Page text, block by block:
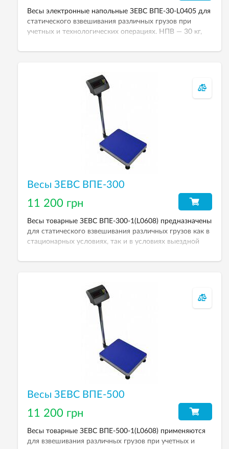
Весы электронные напольные ЗЕВС ВПЕ-30-L0405 для
статического взвешивания различных грузов при
учетных и технологических операциях. НПВ — 30 кг,
Размер платформы — 400хк500 мм.
Весы ЗЕВС ВПЕ-300
11 200 грн
Весы товарные ЗЕВС ВПЕ-300-1(L0608) предназначены
для статического взвешивания различных грузов как в
стационарных условиях, так и в условиях выездной
Весовой индикатор — А12L.
Весы ЗЕВС ВПЕ-500
11 200 грн
Весы товарные ЗЕВС ВПЕ-500-1(L0608) применяются
для взвешивания различных грузов при учетных и